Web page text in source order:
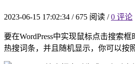
2023-06-15 17:02:34 /675 阅读 / 0 评论
要在WordPress中实现鼠标点击搜索
热搜词条，并且随机显示，你可以按